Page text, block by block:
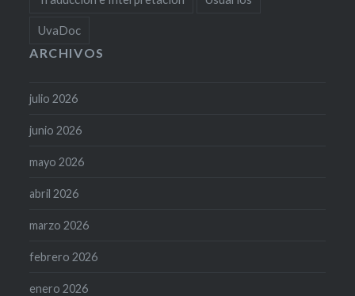
UvaDoc
ARCHIVOS
julio 2026
junio 2026
mayo 2026
abril 2026
marzo 2026
febrero 2026
enero 2026